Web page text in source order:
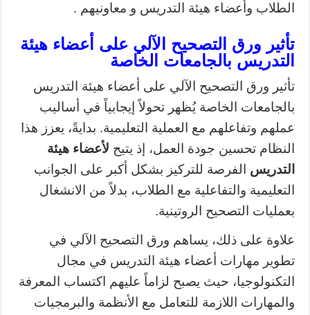
الطلاب وأعضاء هيئة التدريس و معاونيهم .
تأثير ورق التصحيح الآلي على أعضاء هيئة
التدريس بالجامعات الخاصة
تأثير ورق التصحيح الآلي على أعضاء هيئة التدريس
بالجامعات الخاصة يُظهر تحولاً إيجابياً في أساليب
عملهم وتفاعلهم مع العملية التعليمية. بدايةً، يعزز هذا
النظام تحسين جودة العمل، إذ يتيح لأعضاء هيئة
التدريس الفرصة للتركيز بشكل أكبر على الجوانب
التعليمية والتفاعلية مع الطلاب، بدلاً من الانشغال
بعمليات التصحيح الروتينية.
علاوة على ذلك، يساهم ورق التصحيح الآلي في
تطوير مهارات أعضاء هيئة التدريس في مجال
التكنولوجيا، حيث يصبح لزاماً عليهم اكتساب المعرفة
والمهارات اللازمة للتعامل مع الأنظمة والبرمجيات